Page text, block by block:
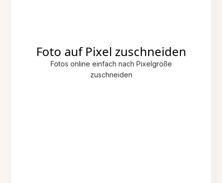
Foto auf Pixel zuschneiden
Fotos online einfach nach Pixelgröße
zuschneiden